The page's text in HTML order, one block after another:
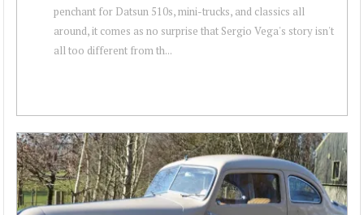
penchant for Datsun 510s, mini-trucks, and classics all
around, it comes as no surprise that Sergio Vega's story isn't
all too different from th...